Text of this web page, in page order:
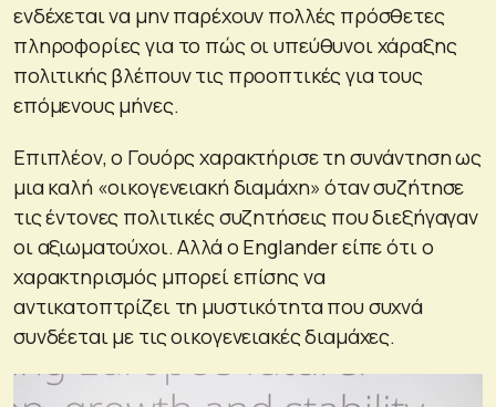
ενδέχεται να μην παρέχουν πολλές πρόσθετες
πληροφορίες για το πώς οι υπεύθυνοι χάραξης
πολιτικής βλέπουν τις προοπτικές για τους
επόμενους μήνες.
Επιπλέον, ο Γουόρς χαρακτήρισε τη συνάντηση ως
μια καλή «οικογενειακή διαμάχη» όταν συζήτησε
τις έντονες πολιτικές συζητήσεις που διεξήγαγαν
οι αξιωματούχοι. Αλλά ο Englander είπε ότι ο
χαρακτηρισμός μπορεί επίσης να
αντικατοπτρίζει τη μυστικότητα που συχνά
συνδέεται με τις οικογενειακές διαμάχες.